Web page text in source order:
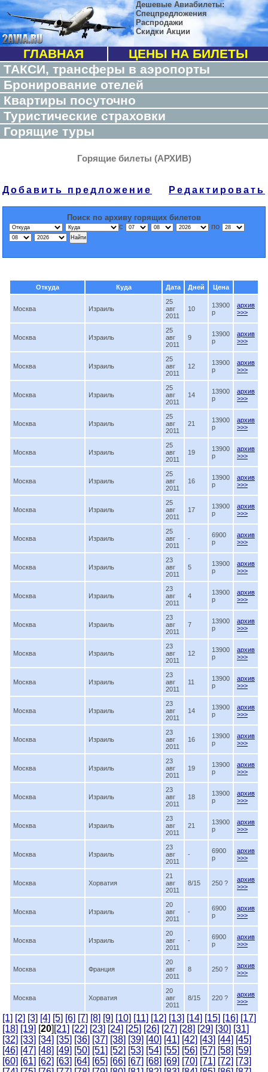
Дешевые Авиабилеты:
Спецпредложения
Распродажи
Скидки Акции
ГЛАВНАЯ
ЦЕНЫ НА БИЛЕТЫ
ТАКСИ, трансферы в аэропорты
Бронирование отелей
Квартиры посуточно
Туристические страховки
Горящие туры
Горящие билеты (АРХИВ)
Добавить предложение Редактировать
Поиск по архиву горящих билетов
с
по
Откуда Куда Дата Дней Цена
Москва Израиль
25
авг
2011
10
13900
p
архив
>>>
Москва Израиль
25
авг
2011
9
13900
p
архив
>>>
Москва Израиль
25
авг
2011
12
13900
p
архив
>>>
Москва Израиль
25
авг
2011
14
13900
p
архив
>>>
Москва Израиль
25
авг
2011
21
13900
p
архив
>>>
Москва Израиль
25
авг
2011
19
13900
p
архив
>>>
Москва Израиль
25
авг
2011
16
13900
p
архив
>>>
Москва Израиль
25
авг
2011
17
13900
p
архив
>>>
Москва Израиль
25
авг
2011
-
6900
p
архив
>>>
Москва Израиль
23
авг
2011
5
13900
p
архив
>>>
Москва Израиль
23
авг
2011
4
13900
p
архив
>>>
Москва Израиль
23
авг
2011
7
13900
p
архив
>>>
Москва Израиль
23
авг
2011
12
13900
p
архив
>>>
Москва Израиль
23
авг
2011
11
13900
p
архив
>>>
Москва Израиль
23
авг
2011
14
13900
p
архив
>>>
Москва Израиль
23
авг
2011
16
13900
p
архив
>>>
Москва Израиль
23
авг
2011
19
13900
p
архив
>>>
Москва Израиль
23
авг
2011
18
13900
p
архив
>>>
Москва Израиль
23
авг
2011
21
13900
p
архив
>>>
Москва Израиль
23
авг
2011
-
6900
p
архив
>>>
Москва Хорватия
21
авг
2011
8/15 250 ?
архив
>>>
Москва Израиль
20
авг
2011
-
6900
p
архив
>>>
Москва Израиль
20
авг
2011
-
6900
p
архив
>>>
Москва Франция
20
авг
2011
8 250 ?
архив
>>>
Москва Хорватия
20
авг
2011
8/15 220 ?
архив
>>>
[1] [2] [3] [4] [5] [6] [7] [8] [9] [10] [11] [12] [13] [14] [15] [16] [17]
[18] [19] [20] [21] [22] [23] [24] [25] [26] [27] [28] [29] [30] [31]
[32] [33] [34] [35] [36] [37] [38] [39] [40] [41] [42] [43] [44] [45]
[46] [47] [48] [49] [50] [51] [52] [53] [54] [55] [56] [57] [58] [59]
[60] [61] [62] [63] [64] [65] [66] [67] [68] [69] [70] [71] [72] [73]